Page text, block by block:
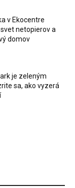
v Ekocentre
netopierov a
domov
je zeleným
sa, ako vyzerá